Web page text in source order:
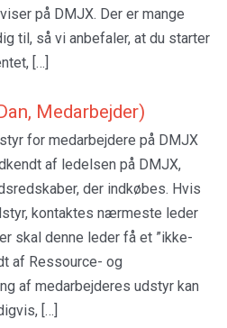
på DMJX. Der er mange
til, så vi anbefaler, at du starter
[…]
Medarbejder)
for medarbejdere på DMJX
af ledelsen på DMJX,
der indkøbes. Hvis
kontaktes nærmeste leder
skal denne leder få et ”ikke-
af Ressource- og
af medarbejderes udstyr kan
[…]